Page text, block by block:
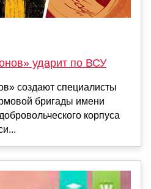
ударит по ВСУ
создают специалисты
бригады имени
корпуса